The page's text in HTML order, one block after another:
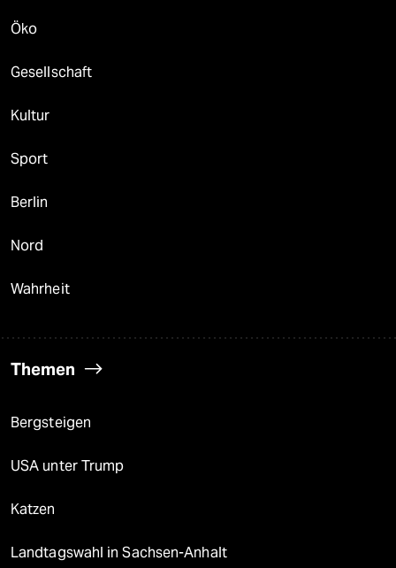
Öko
Gesellschaft
Kultur
Sport
Berlin
Nord
Wahrheit
Themen
Bergsteigen
USA unter Trump
Katzen
Landtagswahl in Sachsen-Anhalt